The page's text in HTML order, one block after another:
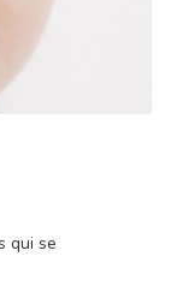
qui se